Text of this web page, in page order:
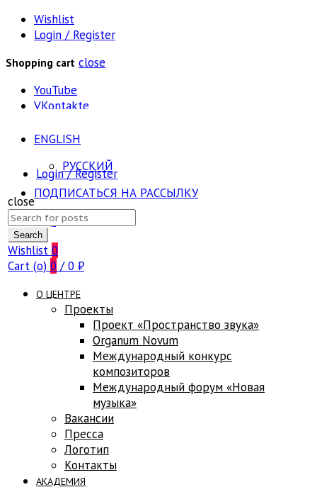
Wishlist
Login / Register
Shopping cart close
YouTube
VKontakte
ENGLISH
РУССКИЙ
ПОДПИСАТЬСЯ НА РАССЫЛКУ
FAQ
Login / Register
close
Search
for:
Search
Wishlist 0
Cart (o) 0 / 0 ₽
О ЦЕНТРЕ
Проекты
Проект «Пространство звука»
Оrganum Novum
Международный конкурс
композиторов
Международный форум «Новая
музыка»
Вакансии
Пресса
Логотип
Контакты
АКАДЕМИЯ